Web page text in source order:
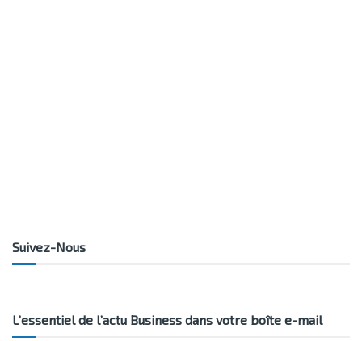
Suivez-Nous
L’essentiel de l’actu Business dans votre boîte e-mail